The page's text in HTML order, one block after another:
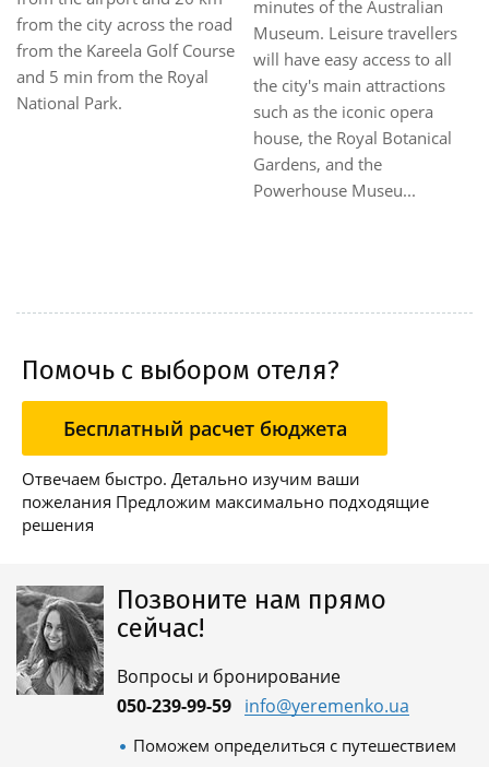
from the city across the road
from the Kareela Golf Course
and 5 min from the Royal
National Park.
minutes of the Australian
Museum. Leisure travellers
will have easy access to all
the city's main attractions
such as the iconic opera
house, the Royal Botanical
Gardens, and the
Powerhouse Museu...
Помочь с выбором отеля?
Бесплатный расчет бюджета
Отвечаем быстро. Детально изучим ваши
пожелания Предложим максимально подходящие
решения
Позвоните нам прямо
сейчас!
Вопросы и бронирование
050-239-99-59 info@yeremenko.ua
Поможем определиться с путешествием